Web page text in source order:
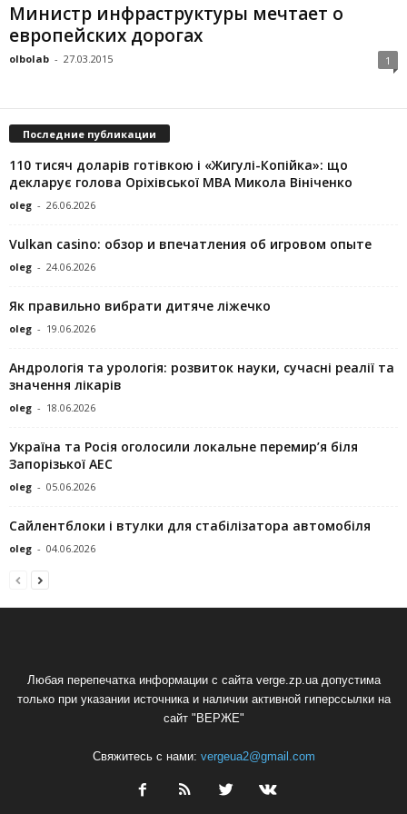
Министр инфраструктуры мечтает о
европейских дорогах
olbolab - 27.03.2015 1
Последние публикации
110 тисяч доларів готівкою і «Жигулі-Копійка»: що
декларує голова Оріхівської МВА Микола Вініченко
oleg - 26.06.2026
Vulkan casino: обзор и впечатления об игровом опыте
oleg - 24.06.2026
Як правильно вибрати дитяче ліжечко
oleg - 19.06.2026
Андрологія та урологія: розвиток науки, сучасні реалії та
значення лікарів
oleg - 18.06.2026
Україна та Росія оголосили локальне перемир’я біля
Запорізької АЕС
oleg - 05.06.2026
Сайлентблоки і втулки для стабілізатора автомобіля
oleg - 04.06.2026
Любая перепечатка информации с сайта verge.zp.ua допустима
только при указании источника и наличии активной гиперссылки на
сайт "ВЕРЖЕ"
Свяжитесь с нами: vergeua2@gmail.com